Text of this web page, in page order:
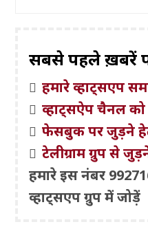
सबसे पहले ख़बरें
हमारे व्हाट्सएप
व्हाट्सऐप चैनल
फेसबुक पर जुड़ने
टेलीग्राम ग्रुप से
हमारे इस नंबर
व्हाट्सएप ग्रुप में जोड़ें